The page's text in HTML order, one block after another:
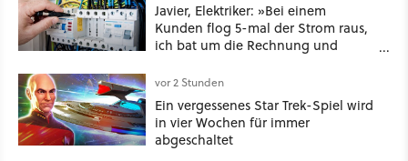
Javier, Elektriker: »Bei einem
Kunden flog 5-mal der Strom raus,
ich bat um die Rechnung und
eine unterschiedliche vertragliche
Leistung hatte«
vor 2 Stunden
Ein vergessenes Star Trek-Spiel wird
in vier Wochen für immer
abgeschaltet